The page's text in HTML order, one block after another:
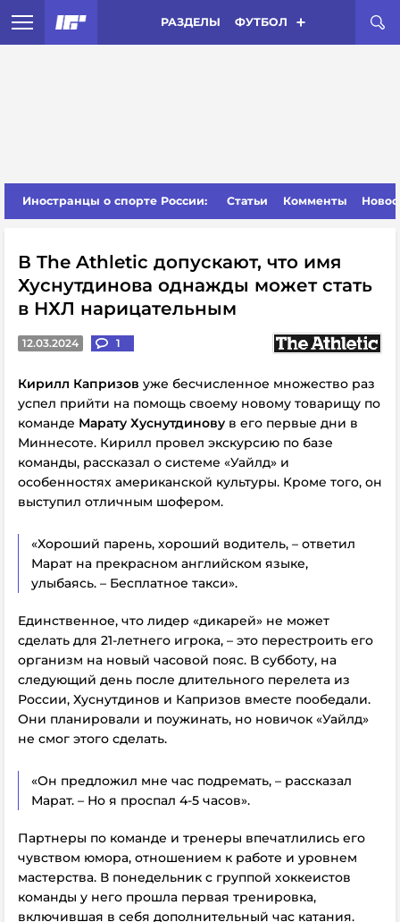
РАЗДЕЛЫ ФУТБОЛ
Иностранцы о спорте России: Статьи Комменты
В The Athletic допускают, что имя
Хуснутдинова однажды может стать
в НХЛ нарицательным
12.03.2024 1
Кирилл Капризов уже бесчисленное множество раз
успел прийти на помощь своему новому товарищу по
команде Марату Хуснутдинову в его первые дни в
Миннесоте. Кирилл провел экскурсию по базе
команды, рассказал о системе «Уайлд» и
особенностях американской культуры. Кроме того, он
выступил отличным шофером.
«Хороший парень, хороший водитель, – ответил
Марат на прекрасном английском языке,
улыбаясь. – Бесплатное такси».
Единственное, что лидер «дикарей» не может
сделать для 21-летнего игрока, – это перестроить его
организм на новый часовой пояс. В субботу, на
следующий день после длительного перелета из
России, Хуснутдинов и Капризов вместе пообедали.
Они планировали и поужинать, но новичок «Уайлд»
не смог этого сделать.
«Он предложил мне час подремать, – рассказал
Марат. – Но я проспал 4-5 часов».
Партнеры по команде и тренеры впечатлились его
чувством юмора, отношением к работе и уровнем
мастерства. В понедельник с группой хоккеистов
команды у него прошла первая тренировка,
включившая в себя дополнительный час катания.